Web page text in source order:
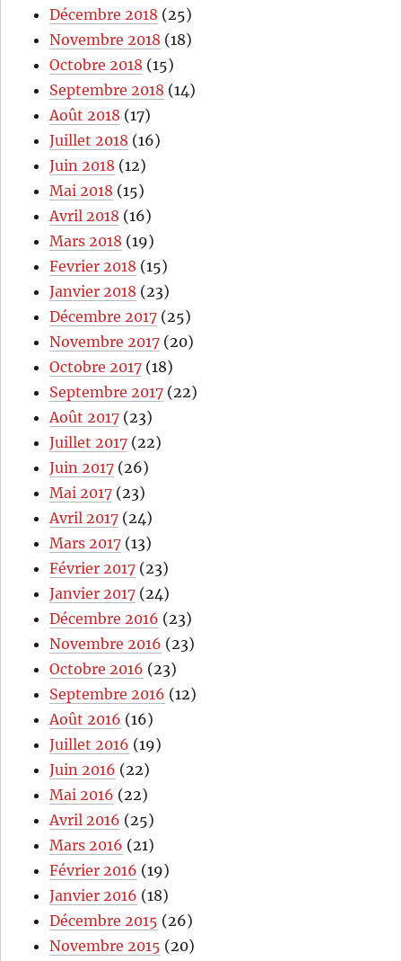
Décembre 2018 (25)
Novembre 2018 (18)
Octobre 2018 (15)
Septembre 2018 (14)
Août 2018 (17)
Juillet 2018 (16)
Juin 2018 (12)
Mai 2018 (15)
Avril 2018 (16)
Mars 2018 (19)
Fevrier 2018 (15)
Janvier 2018 (23)
Décembre 2017 (25)
Novembre 2017 (20)
Octobre 2017 (18)
Septembre 2017 (22)
Août 2017 (23)
Juillet 2017 (22)
Juin 2017 (26)
Mai 2017 (23)
Avril 2017 (24)
Mars 2017 (13)
Février 2017 (23)
Janvier 2017 (24)
Décembre 2016 (23)
Novembre 2016 (23)
Octobre 2016 (23)
Septembre 2016 (12)
Août 2016 (16)
Juillet 2016 (19)
Juin 2016 (22)
Mai 2016 (22)
Avril 2016 (25)
Mars 2016 (21)
Février 2016 (19)
Janvier 2016 (18)
Décembre 2015 (26)
Novembre 2015 (20)